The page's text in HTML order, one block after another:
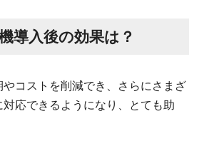
導入後の効果は？
コストを削減でき、さらにさまざ
対応できるようになり、とても助